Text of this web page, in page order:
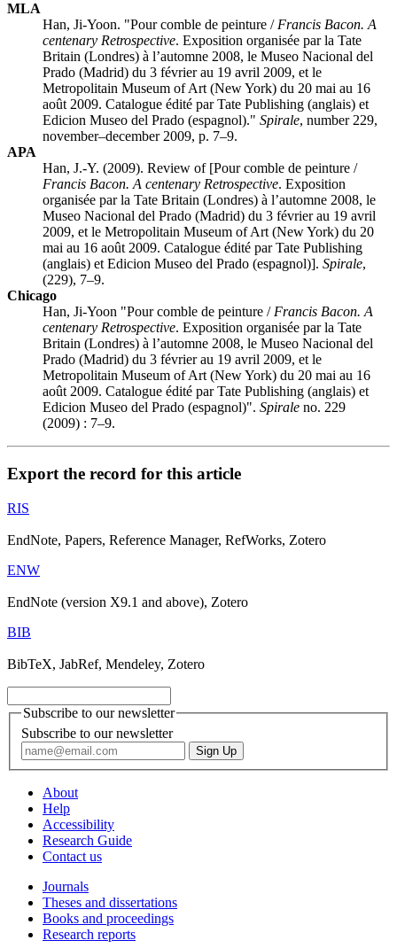
MLA
Han, Ji-Yoon. "Pour comble de peinture / Francis Bacon. A
centenary Retrospective. Exposition organisée par la Tate
Britain (Londres) à l’automne 2008, le Museo Nacional del
Prado (Madrid) du 3 février au 19 avril 2009, et le
Metropolitain Museum of Art (New York) du 20 mai au 16
août 2009. Catalogue édité par Tate Publishing (anglais) et
Edicion Museo del Prado (espagnol)." Spirale, number 229,
november–december 2009, p. 7–9.
APA
Han, J.-Y. (2009). Review of [Pour comble de peinture /
Francis Bacon. A centenary Retrospective. Exposition
organisée par la Tate Britain (Londres) à l’automne 2008, le
Museo Nacional del Prado (Madrid) du 3 février au 19 avril
2009, et le Metropolitain Museum of Art (New York) du 20
mai au 16 août 2009. Catalogue édité par Tate Publishing
(anglais) et Edicion Museo del Prado (espagnol)]. Spirale,
(229), 7–9.
Chicago
Han, Ji-Yoon "Pour comble de peinture / Francis Bacon. A
centenary Retrospective. Exposition organisée par la Tate
Britain (Londres) à l’automne 2008, le Museo Nacional del
Prado (Madrid) du 3 février au 19 avril 2009, et le
Metropolitain Museum of Art (New York) du 20 mai au 16
août 2009. Catalogue édité par Tate Publishing (anglais) et
Edicion Museo del Prado (espagnol)". Spirale no. 229
(2009) : 7–9.
Export the record for this article
RIS
EndNote, Papers, Reference Manager, RefWorks, Zotero
ENW
EndNote (version X9.1 and above), Zotero
BIB
BibTeX, JabRef, Mendeley, Zotero
Subscribe to our newsletter
Subscribe to our newsletter
About
Help
Accessibility
Research Guide
Contact us
Journals
Theses and dissertations
Books and proceedings
Research reports